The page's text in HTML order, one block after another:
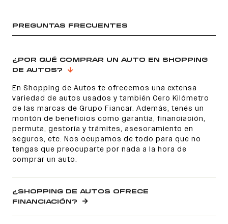
PREGUNTAS FRECUENTES
¿POR QUÉ COMPRAR UN AUTO EN SHOPPING
DE AUTOS?
En Shopping de Autos te ofrecemos una extensa
variedad de autos usados y también Cero Kilómetro
de las marcas de Grupo Fiancar. Además, tenés un
montón de beneficios como garantía, financiación,
permuta, gestoría y trámites, asesoramiento en
seguros, etc. Nos ocupamos de todo para que no
tengas que preocuparte por nada a la hora de
comprar un auto.
¿SHOPPING DE AUTOS OFRECE
FINANCIACIÓN?